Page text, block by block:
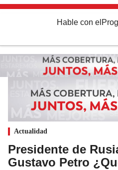
Hable con el
Actualidad
Presidente de
Gustavo Petro